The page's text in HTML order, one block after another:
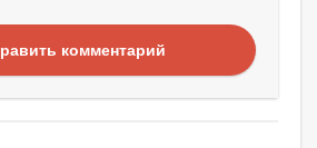
комментарий